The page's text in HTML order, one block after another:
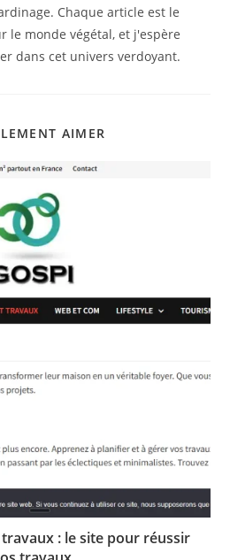
Chaque article est le
le monde végétal, et j'espère
dans cet univers verdoyant.
AIMER
: le site pour réussir